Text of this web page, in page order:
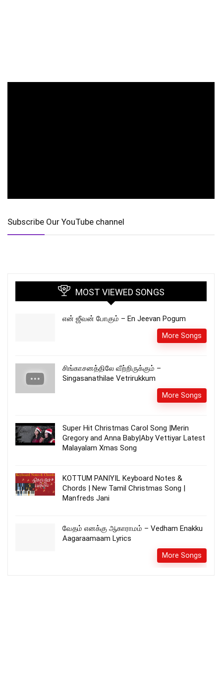
Subscribe Our YouTube channel
MOST VIEWED SONGS
என் ஜீவன் போகும் – En Jeevan Pogum
More Songs
சிங்காசனத்திலே வீற்றிருக்கும் –
Singasanathilae Vetrirukkum
More Songs
Super Hit Christmas Carol Song |Merin
Gregory and Anna Baby|Aby Vettiyar Latest
Malayalam Xmas Song
KOTTUM PANIYIL Keyboard Notes &
Chords | New Tamil Christmas Song |
Manfreds Jani
வேதம் எனக்கு ஆகாராமம் – Vedham Enakku
Aagaraamaam Lyrics
More Songs